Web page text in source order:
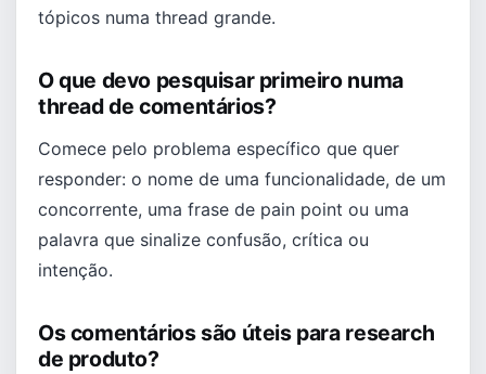
tópicos numa thread grande.
O que devo pesquisar primeiro numa
thread de comentários?
Comece pelo problema específico que quer
responder: o nome de uma funcionalidade, de um
concorrente, uma frase de pain point ou uma
palavra que sinalize confusão, crítica ou
intenção.
Os comentários são úteis para research
de produto?